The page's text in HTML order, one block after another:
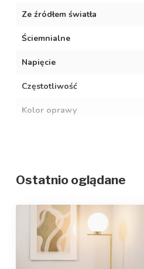
Ze źródłem światła
Ściemnialne
Napięcie
Częstotliwość
Kolor oprawy
Klasa ochrony
Ostatnio oglądane